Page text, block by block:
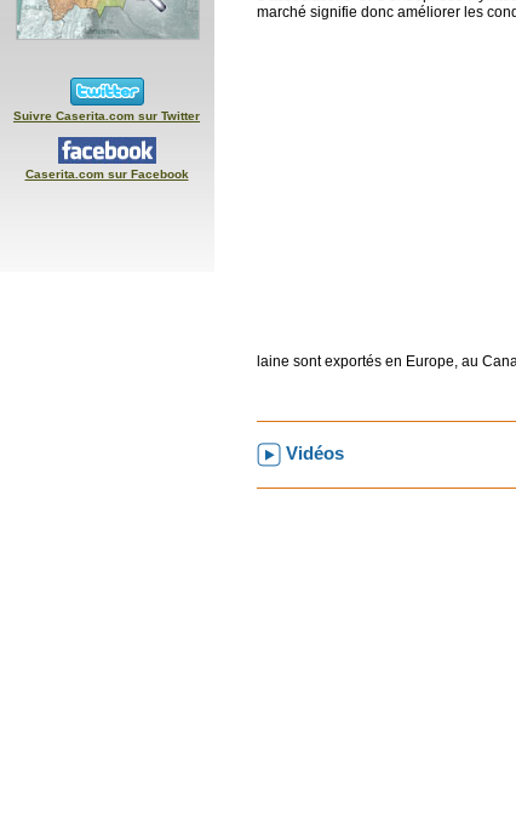
Suivre Caserita.com sur Twitter
Caserita.com sur Facebook
marché signifie donc améliorer les
laine sont exportés en Europe, au
Vidéos